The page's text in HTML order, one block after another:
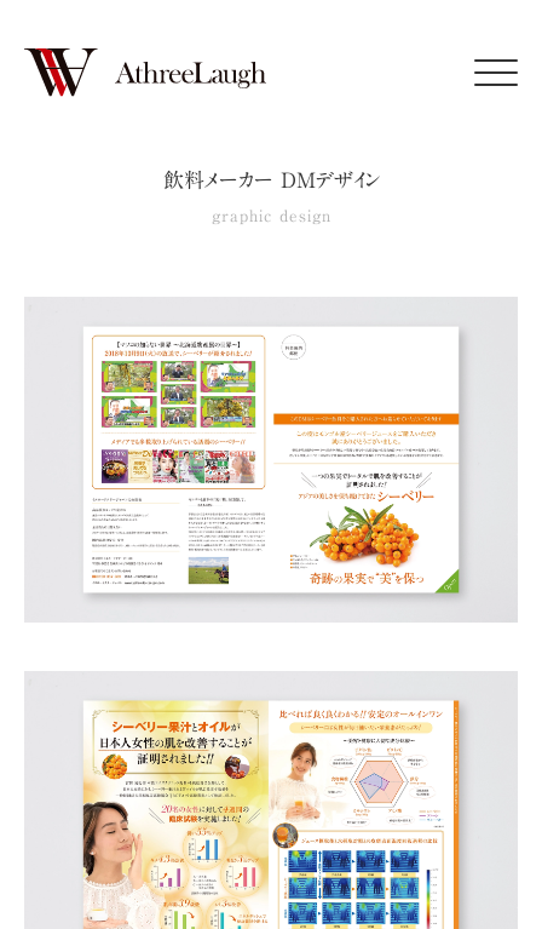
Click
飲料メーカー DMデザイン
graphic design